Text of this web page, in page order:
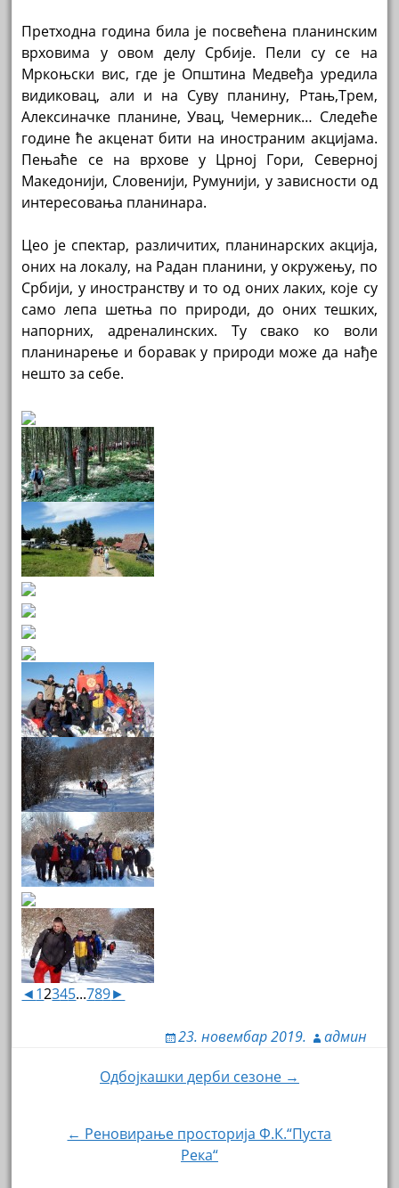
Претходна година била је посвећена планинским
врховима у овом делу Србије. Пели су се на
Мркоњски вис, где је Општина Медвеђа уредила
видиковац, али и на Суву планину, Ртањ,Трем,
Алексиначке планине, Увац, Чемерник… Следеће
године ће акценат бити на иностраним акцијама.
Пењаће се на врхове у Црној Гори, Северној
Македонији, Словенији, Румунији, у зависности од
интересовања планинара.
Цео је спектар, различитих, планинарских акција,
оних на локалу, на Радан планини, у окружењу, по
Србији, у иностранству и то од оних лаких, које су
само лепа шетња по природи, до оних тешких,
напорних, адреналинских. Ту свако ко воли
планинарење и боравак у природи може да нађе
нешто за себе.
◄12345...789►
23. новембар 2019. админ
НавигацијаОдбојкашки дерби сезоне →
← Реновирање просторија Ф.К.“Пуста
Река“